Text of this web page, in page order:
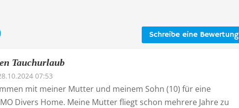
Schreibe eine Bewertung
Tauchurlaub
07:53
mit meiner Mutter und meinem Sohn (10) für eine
Divers Home. Meine Mutter fliegt schon mehrere Jahre zu